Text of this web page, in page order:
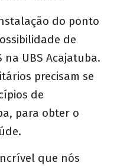
do ponto
de
na UBS Acajatuba.
precisam se
de
para obter o
que nós